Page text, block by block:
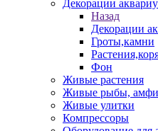
Декорации
Назад
Декорации
Гроты,камни
Фон
Живые растения
Живые рыбы,
Живые улитки
Компрессоры